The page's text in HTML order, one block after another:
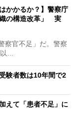
かかるか？】警察庁
の構造改革」 実
察官不足」だ。警察
以…
験者数は10年間で2
えて「患者不足」に